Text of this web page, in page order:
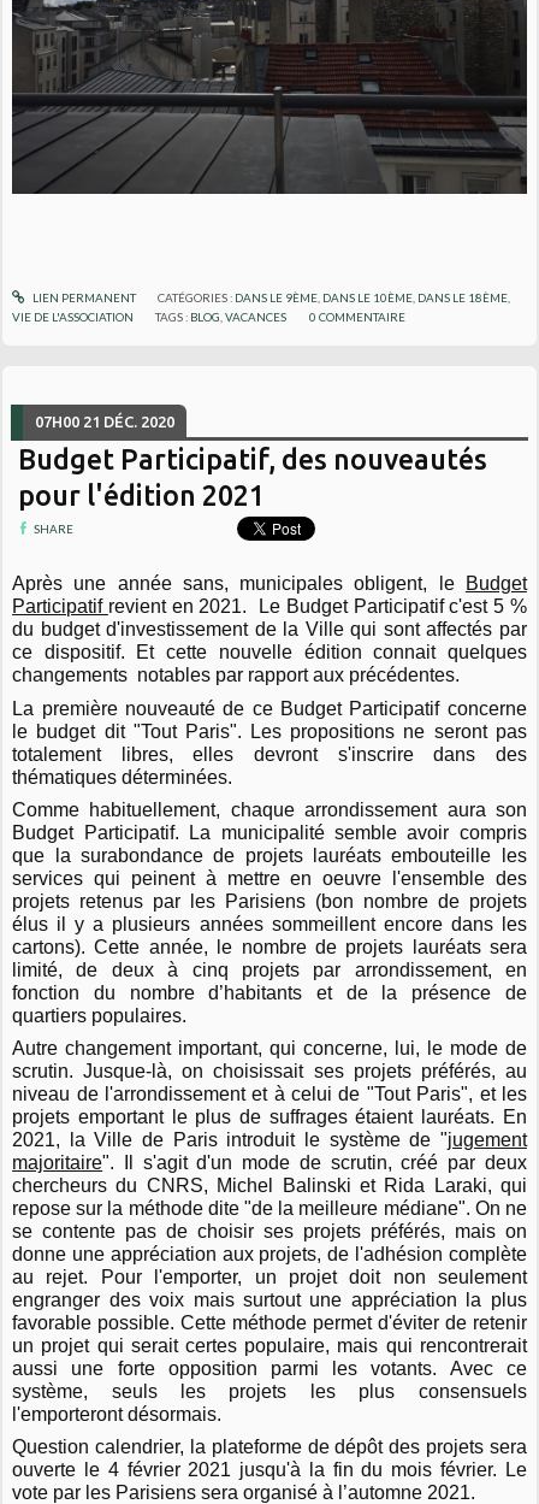
LIEN PERMANENT CATÉGORIES : DANS LE 9ÈME, DANS LE 10ÈME, DANS LE 18ÈME,
VIE DE L'ASSOCIATION
TAGS : BLOG ,VACANCES 0 COMMENTAIRE
07H00 21 DÉC. 2020
Budget Participatif, des nouveautés
pour l'édition 2021
SHARE
Après une année sans, municipales obligent, le
Budget
Participatif revient en 2021. Le Budget Participatif c'est 5 %
du budget d'investissement de la Ville qui sont affectés par
ce dispositif. Et cette nouvelle édition connait quelques
changements notables par rapport aux précédentes.
La première nouveauté de ce Budget Participatif concerne
le budget dit "Tout Paris". Les propositions ne seront pas
totalement libres, elles devront s'inscrire dans des
thématiques déterminées.
Comme habituellement, chaque arrondissement aura son
Budget Participatif.
La municipalité semble avoir compris
que la surabondance de projets lauréats embouteille les
services qui peinent à mettre en oeuvre l'ensemble des
projets retenus par les Parisiens (bon nombre de projets
élus il y a plusieurs années sommeillent encore dans les
cartons). Cette année, le nombre de projets lauréats sera
limité, de deux à cinq projets par arrondissement, en
fonction du nombre d’habitants et de la présence de
quartiers populaires.
Autre changement important, qui concerne, lui, le mode de
scrutin. Jusque-là, on choisissait ses projets préférés, au
niveau de l'arrondissement et à celui de "Tout Paris", et les
projets emportant le plus de suffrages étaient lauréats. En
2021, la Ville de Paris introduit le système de "jugement
majoritaire". Il s'agit d'un mode de scrutin, créé par deux
chercheurs du CNRS, Michel Balinski et Rida Laraki, qui
repose sur la méthode dite "de la meilleure médiane". On ne
se contente pas de choisir ses projets préférés, mais on
donne une appréciation aux projets, de l'adhésion complète
au rejet. Pour l'emporter, un projet doit non seulement
engranger des voix mais surtout une appréciation la plus
favorable possible. Cette méthode permet d'éviter de retenir
un projet qui serait certes populaire, mais qui rencontrerait
aussi une forte opposition parmi les votants. Avec ce
système, seuls les projets les plus consensuels
l'emporteront désormais.
Question calendrier, la plateforme de dépôt des projets sera
ouverte le 4 février 2021 jusqu'à la fin du mois février.
Le
vote par les Parisiens sera organisé à l’automne 2021.